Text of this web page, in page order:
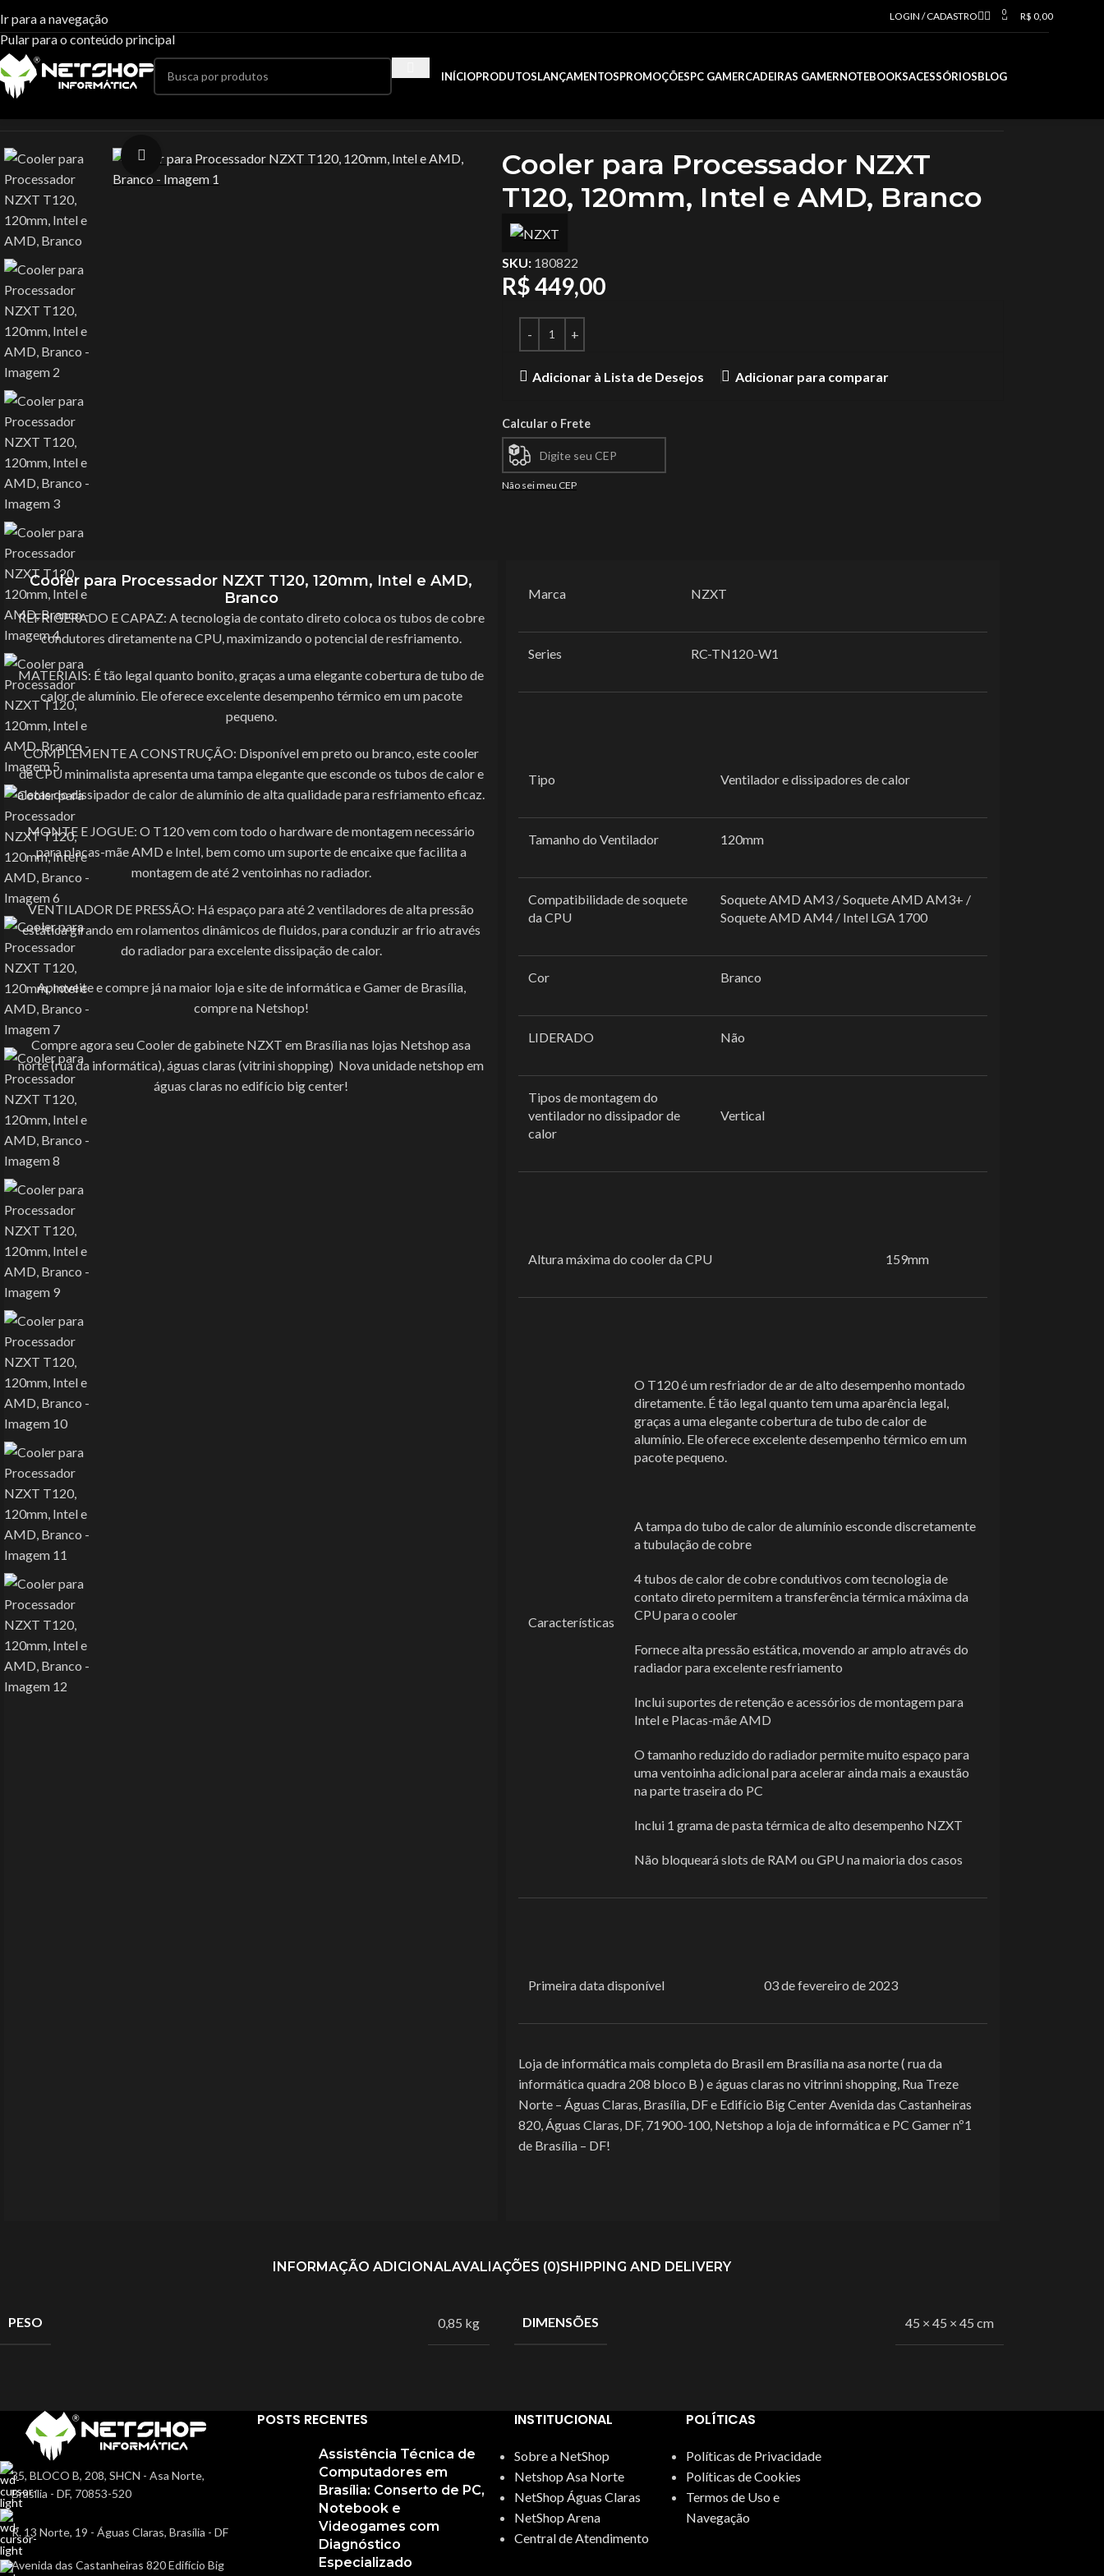
Ir para a navegação
Pular para o conteúdo principal
LOGIN / CADASTRO 0 R$ 0,00
INÍCIOPRODUTOSLANÇAMENTOSPROMOÇÕESPC GAMERCADEIRAS GAMERNOTEBOOKSACESSÓRIOSBLOG
Clique para ampliar
Cooler para Processador NZXT
T120, 120mm, Intel e AMD, Branco
SKU: 180822
R$449,00
Adicionar à Lista de Desejos Adicionar para comparar
Calcular o Frete
Não sei meu CEP
Cooler para Processador NZXT T120, 120mm, Intel e AMD,
Branco
REFRIGERADO E CAPAZ: A tecnologia de contato direto coloca os tubos de cobre
condutores diretamente na CPU, maximizando o potencial de resfriamento.
MATERIAIS: É tão legal quanto bonito, graças a uma elegante cobertura de tubo de
calor de alumínio. Ele oferece excelente desempenho térmico em um pacote
pequeno.
COMPLEMENTE A CONSTRUÇÃO: Disponível em preto ou branco, este cooler
de CPU minimalista apresenta uma tampa elegante que esconde os tubos de calor e
aletas do dissipador de calor de alumínio de alta qualidade para resfriamento eficaz.
MONTE E JOGUE: O T120 vem com todo o hardware de montagem necessário
para placas-mãe AMD e Intel, bem como um suporte de encaixe que facilita a
montagem de até 2 ventoinhas no radiador.
VENTILADOR DE PRESSÃO: Há espaço para até 2 ventiladores de alta pressão
estática girando em rolamentos dinâmicos de fluidos, para conduzir ar frio através
do radiador para excelente dissipação de calor.
Aproveite e compre já na maior loja e site de informática e Gamer de Brasília,
compre na Netshop!
Compre agora seu Cooler de gabinete NZXT em Brasília nas lojas Netshop asa
norte (rua da informática), águas claras (vitrini shopping) Nova unidade netshop em
águas claras no edifício big center!
Marca NZXT
Series RC-TN120-W1
Tipo Ventilador e dissipadores de calor
Tamanho do Ventilador 120mm
Compatibilidade de soquete
da CPU
Soquete AMD AM3 / Soquete AMD AM3+ /
Soquete AMD AM4 / Intel LGA 1700
Cor Branco
LIDERADO Não
Tipos de montagem do
ventilador no dissipador de
calor
Vertical
Altura máxima do cooler da CPU 159mm
Características
O T120 é um resfriador de ar de alto desempenho montado
diretamente. É tão legal quanto tem uma aparência legal,
graças a uma elegante cobertura de tubo de calor de
alumínio. Ele oferece excelente desempenho térmico em um
pacote pequeno.
A tampa do tubo de calor de alumínio esconde discretamente
a tubulação de cobre
4 tubos de calor de cobre condutivos com tecnologia de
contato direto permitem a transferência térmica máxima da
CPU para o cooler
Fornece alta pressão estática, movendo ar amplo através do
radiador para excelente resfriamento
Inclui suportes de retenção e acessórios de montagem para
Intel e Placas-mãe AMD
O tamanho reduzido do radiador permite muito espaço para
uma ventoinha adicional para acelerar ainda mais a exaustão
na parte traseira do PC
Inclui 1 grama de pasta térmica de alto desempenho NZXT
Não bloqueará slots de RAM ou GPU na maioria dos casos
Primeira data disponível 03 de fevereiro de 2023
Loja de informática mais completa do Brasil em Brasília na asa norte ( rua da
informática quadra 208 bloco B ) e águas claras no vitrinni shopping, Rua Treze
Norte – Águas Claras, Brasília, DF e Edifício Big Center Avenida das Castanheiras
820, Águas Claras, DF, 71900-100, Netshop a loja de informática e PC Gamer nº1
de Brasília – DF!
INFORMAÇÃO ADICIONALAVALIAÇÕES (0)SHIPPING AND DELIVERY
PESO 0,85 kg DIMENSÕES 45 × 45 × 45 cm
35, BLOCO B, 208, SHCN - Asa Norte,
Brasília - DF, 70853-520
R. 13 Norte, 19 - Águas Claras, Brasília - DF
Avenida das Castanheiras 820 Edifício Big
POSTS RECENTES
Assistência Técnica de
Computadores em
Brasília: Conserto de PC,
Notebook e
Videogames com
Diagnóstico
Especializado
INSTITUCIONAL
Sobre a NetShop
Netshop Asa Norte
NetShop Águas Claras
NetShop Arena
Central de Atendimento
POLÍTICAS
Políticas de Privacidade
Políticas de Cookies
Termos de Uso e
Navegação